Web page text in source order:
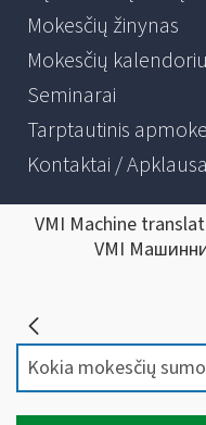
Mokesčių žinynas
Mokesčių
Seminarai
Tarptautinis
Kontaktai / Apklausa
VMI Machine
VMI